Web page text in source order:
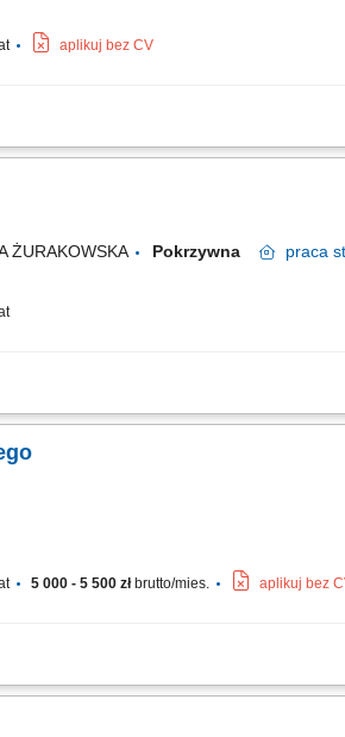
aplikuj bez CV
oraz na sali (obsługa maszyny myjącej)
ŻURAKOWSKA Pokrzywna praca
posiłków, wspieranie zespołu kucharzy
5 000 - 5 500 złbrutto/mies. aplikuj bez
warzyw oraz produktów do dalszej